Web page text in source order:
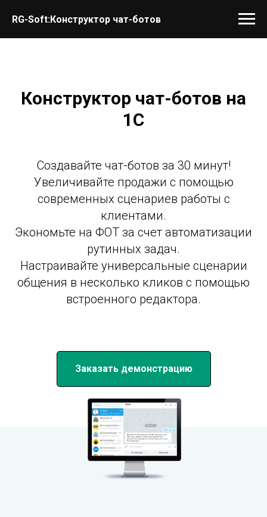
RG-Soft:Конструктор чат-ботов
Конструктор чат-ботов на
1С
Создавайте чат-ботов за 30 минут!
Увеличивайте продажи с помощью
современных сценариев работы с
клиентами.
Экономьте на ФОТ за счет автоматизации
рутинных задач.
Настраивайте универсальные сценарии
общения в несколько кликов с помощью
встроенного редактора.
Заказать демонстрацию